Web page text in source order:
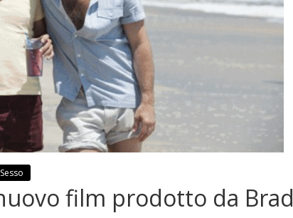
Sesso
film prodotto da Brad